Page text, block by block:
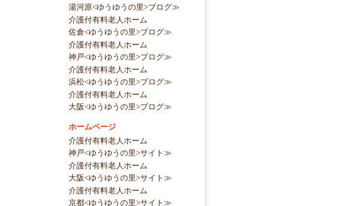
湯河原<ゆうゆうの里>ブログ≫
介護付有料老人ホーム
佐倉<ゆうゆうの里>ブログ≫
介護付有料老人ホーム
神戸<ゆうゆうの里>ブログ≫
介護付有料老人ホーム
浜松<ゆうゆうの里>ブログ≫
介護付有料老人ホーム
大阪<ゆうゆうの里>ブログ≫
ホームページ
介護付有料老人ホーム
神戸<ゆうゆうの里>サイト≫
介護付有料老人ホーム
大阪<ゆうゆうの里>サイト≫
介護付有料老人ホーム
京都<ゆうゆうの里>サイト≫